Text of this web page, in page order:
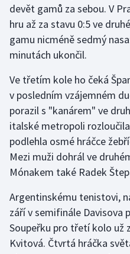
Judo
Krasobruslení
Lyže a snowboard
Moderní pětiboj
Motorsport
Parasport
Plavání
devět gamů za sebou. V
hru až za stavu 0:5 ve
gamu nicméně sedmý
minutách ukončil.
Ve třetím kole ho čeká
v posledním vzájemném
porazil s "kanárem" ve
italské metropoli
podlehla osmé hráčce
Mezi muži dohrál ve
Mónakem také Radek
Argentinskému tenistovi,
září v semifinále Davisova
Soupeřku pro třetí kolo už
Kvitová. Čtvrtá hráčka